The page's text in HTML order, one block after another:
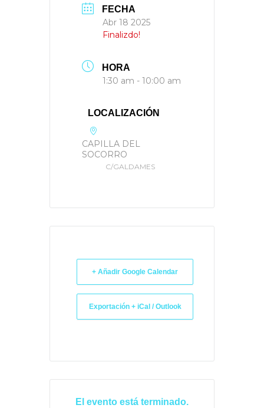
FECHA
Abr 18 2025
Finalizdo!
HORA
1:30 am - 10:00 am
LOCALIZACIÓN
CAPILLA DEL
SOCORRO
C/GALDAMES
+ Añadir Google Calendar
Exportación + iCal / Outlook
El evento está terminado.